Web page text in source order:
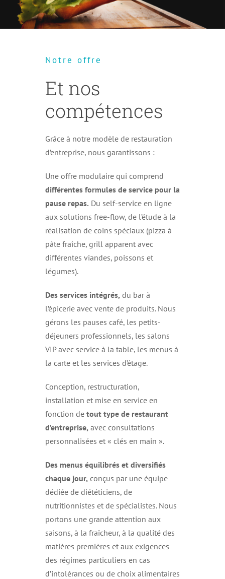
Notre offre
Et nos
compétences
Grâce à notre modèle de restauration
d’entreprise, nous garantissons :
Une offre modulaire qui comprend
différentes formules de service pour la
pause repas. Du self-service en ligne
aux solutions free-flow, de l’étude à la
réalisation de coins spéciaux (pizza à
pâte fraîche, grill apparent avec
différentes viandes, poissons et
légumes).
Des services intégrés, du bar à
l’épicerie avec vente de produits. Nous
gérons les pauses café, les petits-
déjeuners professionnels, les salons
VIP avec service à la table, les menus à
la carte et les services d’étage.
Conception, restructuration,
installation et mise en service en
fonction de tout type de restaurant
d’entreprise, avec consultations
personnalisées et « clés en main ».
Des menus équilibrés et diversifiés
chaque jour, conçus par une équipe
dédiée de diététiciens, de
nutritionnistes et de spécialistes. Nous
portons une grande attention aux
saisons, à la fraîcheur, à la qualité des
matières premières et aux exigences
des régimes particuliers en cas
d’intolérances ou de choix alimentaires